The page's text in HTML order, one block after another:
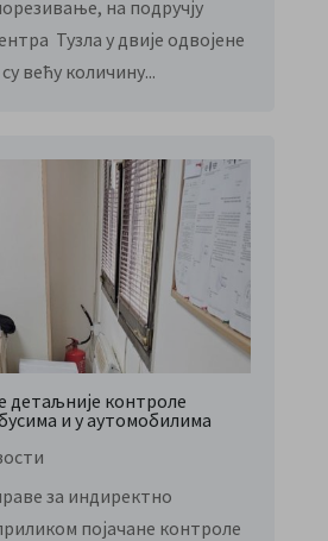
на подручју
Тузла у двије одвојене
већу количину...
детаљније контроле
и у аутомобилима
за индиректно
појачане контроле